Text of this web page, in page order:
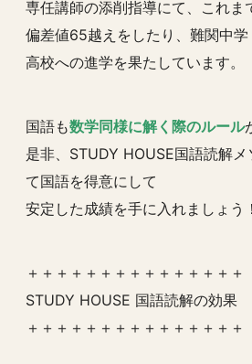
専任講師の添削指導にて、これ
偏差値65越えをしたり、難関中学
高校への進学を果たしています。
国語も数学同様に解く際のルール
是非、STUDY HOUSE国語読解
て国語を得意にして
安定した成績を手に入れましょう！
＋＋＋＋＋＋＋＋＋＋＋＋＋＋＋
STUDY HOUSE 国語読解の効果
＋＋＋＋＋＋＋＋＋＋＋＋＋＋＋